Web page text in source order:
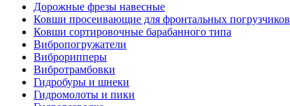
Дорожные фрезы навесные
Ковши просеивающие для фронтальных погрузчиков
Ковши сортировочные барабанного типа
Вибропогружатели
Виброрипперы
Вибротрамбовки
Гидробуры и шнеки
Гидромолоты и пики